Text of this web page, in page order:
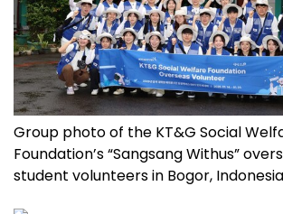
Group photo of the KT&G Social
Foundation’s “Sangsang Withus”
student volunteers in Bogor,